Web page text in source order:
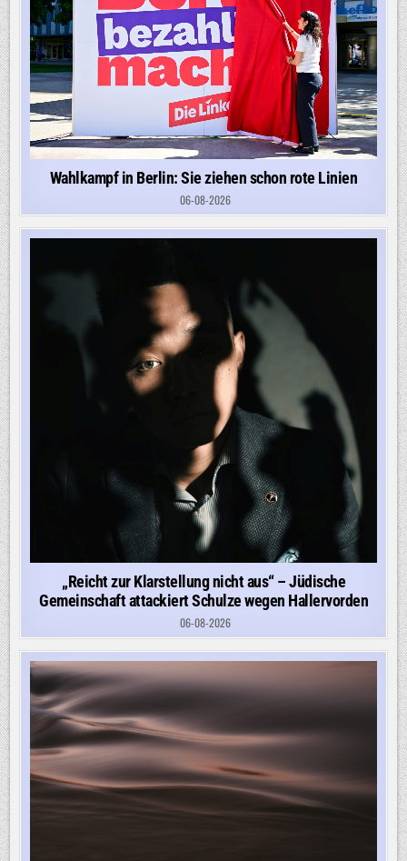
Wahlkampf in Berlin: Sie ziehen schon rote Linien
06-08-2026
„Reicht zur Klarstellung nicht aus“ – Jüdische
Gemeinschaft attackiert Schulze wegen Hallervorden
06-08-2026